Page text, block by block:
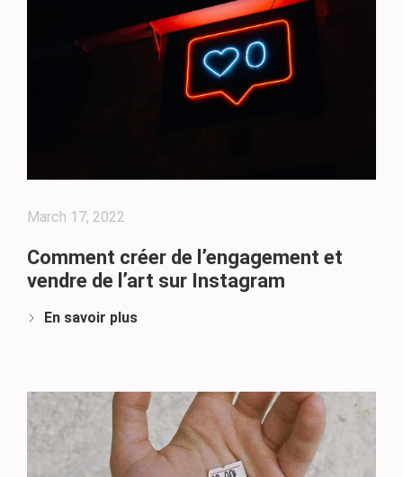
March 17, 2022
Comment créer de l’engagement et
vendre de l’art sur Instagram
En savoir plus